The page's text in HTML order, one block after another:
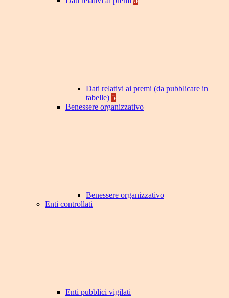
Dati relativi ai premi (da pubblicare in
tabelle) 5
Benessere organizzativo
Benessere organizzativo
Enti controllati
Enti pubblici vigilati